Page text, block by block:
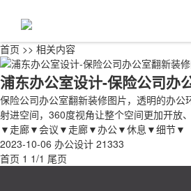
首页 >> 相关内容
浦东办公室设计-保险公司办
保险公司办公室翻新装修图片，透明的办公
射进空间，360度视角让整个空间更加开
▼走廊▼会议▼走廊▼办公▼休息▼细节▼
2023-10-06 办公设计 21333
首页 1 1/1 尾页